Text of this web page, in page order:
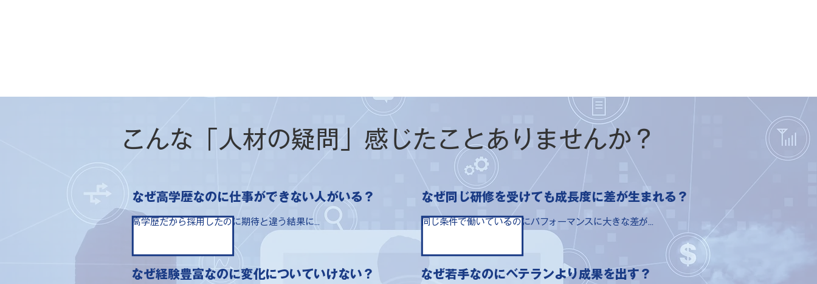
こんな「人材の疑問」感じたことありませんか？
高学歴だから採用したのに期待と違う結果に...
なぜ高学歴なのに仕事ができない人がいる？
同じ条件で働いているのにパフォーマンスに大きな差が...
なぜ同じ研修を受けても成長度に差が生まれる？
なぜ経験豊富なのに変化についていけない？ なぜ若手なのにベテランより成果を出す？